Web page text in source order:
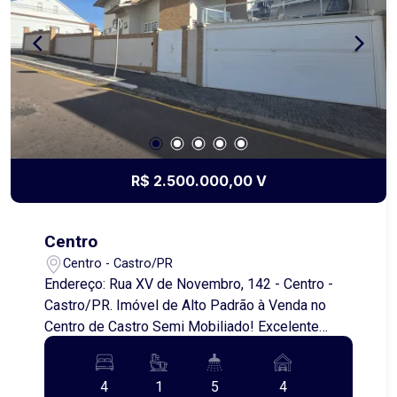
de atendimento ou prestação de serviços *
Oportunidade para investidores, com
possibilidade de desenvolvimento de
empreendimento hoteleiro ou comercial Uma
localização privilegiada, cercada por comércios,
serviços e com grande fluxo de pessoas,
oferecendo versatilidade para diversos tipos de
informações e agende uma visita!
R$ 2.500.000,00 V
Centro
Centro - Castro/PR
Endereço: Rua XV de Novembro, 142 - Centro -
Castro/PR. Imóvel de Alto Padrão à Venda no
Centro de Castro Semi Mobiliado! Excelente
oportunidade para quem busca localização
privilegiada, conforto e alto padrão construtivo.
Este belíssimo imóvel semi mobiliado, situado
4 1 5 4